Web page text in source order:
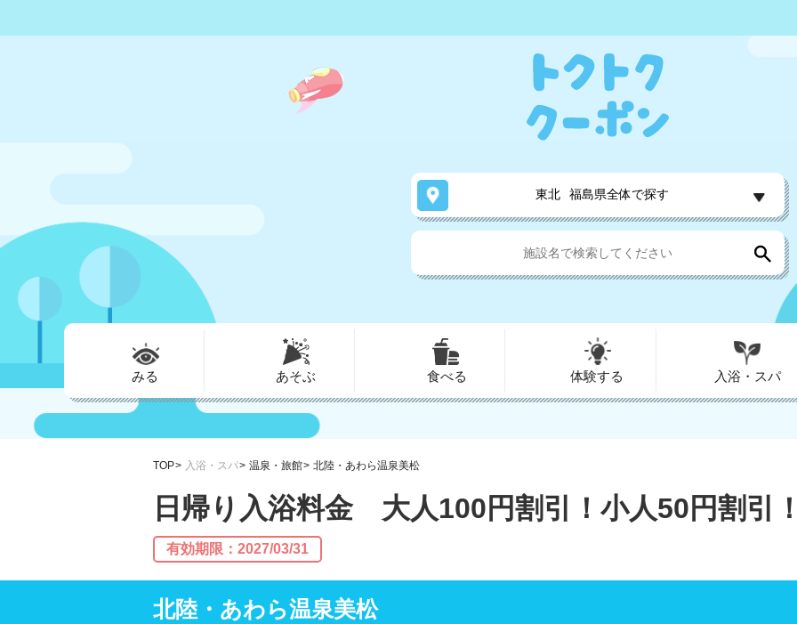
東北 福島県全体で探す
みる あそぶ 食べる 体験する 入浴・スパ
TOP 入浴・スパ 温泉・旅館 北陸・あわら温泉美松
日帰り入浴料金 大人100円割引！小人50円割引
有効期限：2027/03/31
北陸・あわら温泉美松